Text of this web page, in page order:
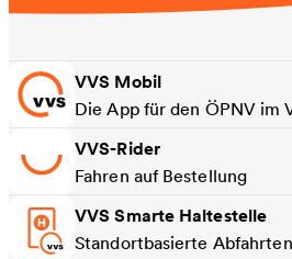
VVS Mobil
Die App für den ÖPNV im
VVS-Rider
Fahren auf Bestellung
VVS Smarte Haltestelle
Standortbasierte